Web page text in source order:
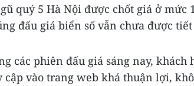
quý 5 Hà Nội được chốt giá ở mức
đấu giá biển số vẫn chưa được
các phiên đấu giá sáng nay, khách
cập vào trang web khá thuận lợi,